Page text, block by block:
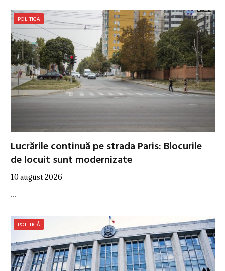
POLITICĂ
Lucrările continuă pe strada Paris: Blocurile
de locuit sunt modernizate
10 august 2026
…
POLITICĂ